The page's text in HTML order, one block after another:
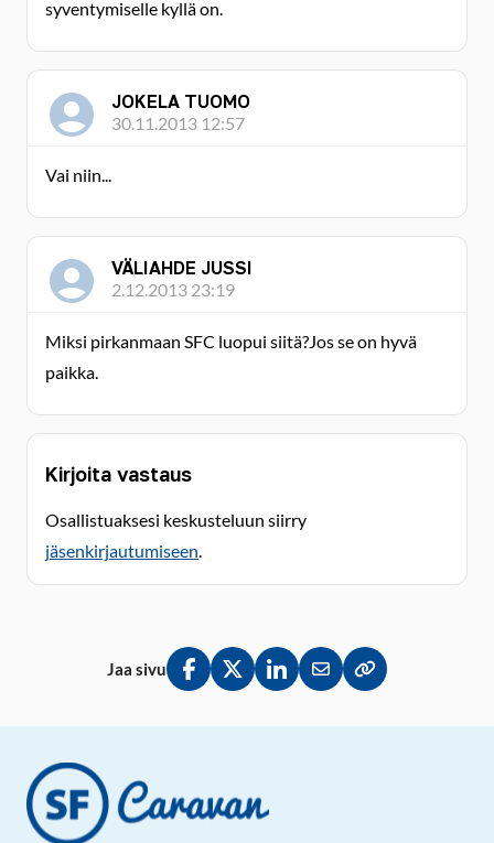
syventymiselle kyllä on.
JOKELA TUOMO
30.11.2013 12:57
Vai niin...
VÄLIAHDE JUSSI
2.12.2013 23:19
Miksi pirkanmaan SFC luopui siitä?Jos se on hyvä
paikka.
Kirjoita vastaus
Osallistuaksesi keskusteluun siirry
jäsenkirjautumiseen.
Jaa sivu
Jaa Facebookissa
Jaa Twitterissä
Jaa LinkedInissä
Jaa sähköpostitse
Kopioi linkki